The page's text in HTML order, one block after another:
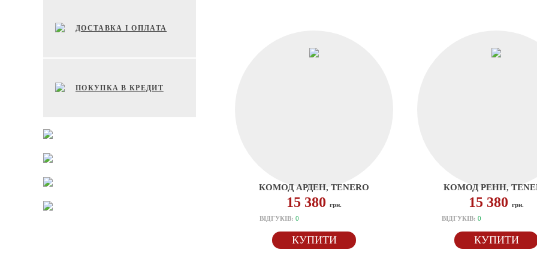
ДОСТАВКА І ОПЛАТА
ПОКУПКА В КРЕДИТ
КОМОД АРДЕН, TENERO
15 380 грн.
ВІДГУКІВ: 0
КУПИТИ
КОМОД РЕНН,
15 380 грн.
ВІДГУКІВ: 0
КУПИТИ